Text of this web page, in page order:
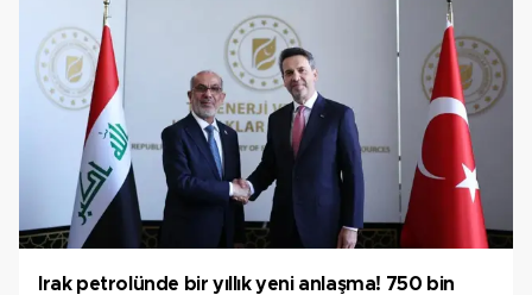
Irak petrolünde bir yıllık yeni anlaşma! 750 bin